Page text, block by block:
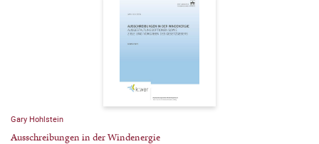
Gary Hohlstein
Ausschreibungen in der Windenergie